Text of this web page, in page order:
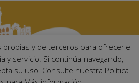
Río. Plaza Mayor de Andalucía, 1 C.P:
propias y de terceros para ofrecerle
y servicio. Si continúa navegando,
su uso. Consulte nuestra Política